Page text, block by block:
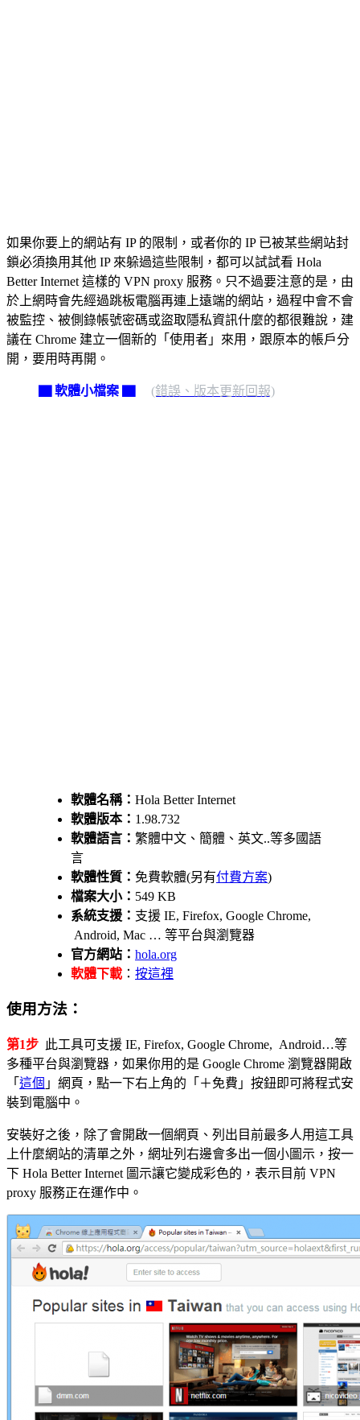
如果你要上的網站有 IP 的限制，或者你的 IP 已被某些網站封
鎖必須換用其他 IP 來躲過這些限制，都可以試試看 Hola
Better Internet 這樣的 VPN proxy 服務。只不過要注意的是，由
於上網時會先經過跳板電腦再連上遠端的網站，過程中會不會
被監控、被側錄帳號密碼或盜取隱私資訊什麼的都很難說，建
議在 Chrome 建立一個新的「使用者」來用，跟原本的帳戶分
開，要用時再開。
▇ 軟體小檔案 ▇ (錯誤、版本更新回報)
軟體名稱： Hola Better Internet
軟體版本： 1.98.732
軟體語言： 繁體中文、簡體、英文..等多國語
言
軟體性質： 免費軟體(另有付費方案)
檔案大小： 549 KB
系統支援： 支援 IE, Firefox, Google Chrome,
Android, Mac … 等平台與瀏覽器
官方網站： hola.org
軟體下載 ： 按這裡
使用方法：
第1步 此工具可支援 IE, Firefox, Google Chrome, Android…等
多種平台與瀏覽器，如果你用的是 Google Chrome 瀏覽器開啟
「 這個 」網頁，點一下右上角的「＋免費」按鈕即可將程式安
裝到電腦中。
安裝好之後，除了會開啟一個網頁、列出目前最多人用這工具
上什麼網站的清單之外，網址列右邊會多出一個小圖示，按一
下 Hola Better Internet 圖示讓它變成彩色的，表示目前 VPN
proxy 服務正在運作中。